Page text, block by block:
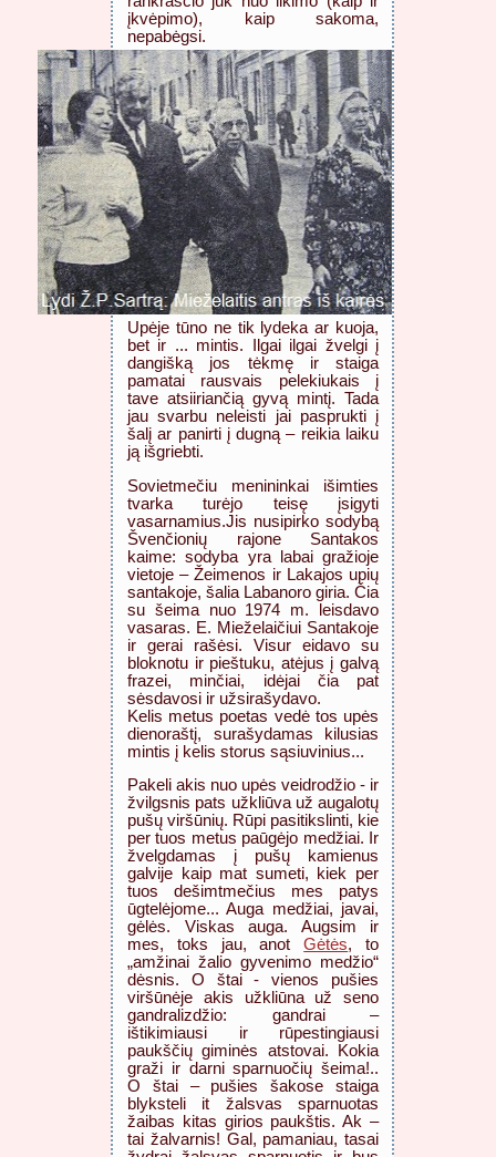
įkvėpimo), kaip sakoma,
nepabėgsi.
Upėje tūno ne tik lydeka ar kuoja,
bet ir ... mintis. Ilgai ilgai žvelgi į
dangišką jos tėkmę ir staiga
pamatai rausvais pelekiukais į
tave atsiiriančią gyvą mintį. Tada
jau svarbu neleisti jai pasprukti į
šalį ar panirti į dugną – reikia laiku
ją išgriebti.
Sovietmečiu menininkai išimties
tvarka turėjo teisę įsigyti
vasarnamius.Jis nusipirko sodybą
Švenčionių rajone Santakos
kaime: sodyba yra labai gražioje
vietoje – Žeimenos ir Lakajos upių
santakoje, šalia Labanoro giria. Čia
su šeima nuo 1974 m. leisdavo
vasaras. E. Mieželaičiui Santakoje
ir gerai rašėsi. Visur eidavo su
bloknotu ir pieštuku, atėjus į galvą
frazei, minčiai, idėjai čia pat
sėsdavosi ir užsirašydavo.
Kelis metus poetas vedė tos upės
dienoraštį, surašydamas kilusias
mintis į kelis storus sąsiuvinius...
Pakeli akis nuo upės veidrodžio - ir
žvilgsnis pats užkliūva už augalotų
pušų viršūnių. Rūpi pasitikslinti, kie
per tuos metus paūgėjo medžiai. Ir
žvelgdamas į pušų kamienus
galvije kaip mat sumeti, kiek per
tuos dešimtmečius mes patys
ūgtelėjome... Auga medžiai, javai,
gėlės. Viskas auga. Augsim ir
mes, toks jau, anotGėtės, to
„amžinai žalio gyvenimo medžio“
dėsnis. O štai - vienos pušies
viršūnėje akis užkliūna už seno
gandralizdžio: gandrai –
ištikimiausi ir rūpestingiausi
paukščių giminės atstovai. Kokia
graži ir darni sparnuočių šeima!..
O štai – pušies šakose staiga
blyksteli it žalsvas sparnuotas
žaibas kitas girios paukštis. Ak –
tai žalvarnis! Gal, pamaniau, tasai